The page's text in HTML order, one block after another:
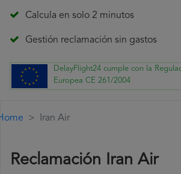
Calcula en solo 2 minutos
Gestión reclamación sin gastos
DelayFlight24 cumple con la
Europea CE 261/2004
Iran Air
Reclamación Iran Air